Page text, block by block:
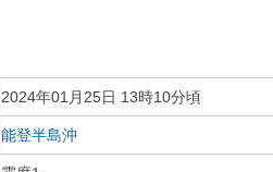
2024年01月25日 13時10分頃
能登半島沖